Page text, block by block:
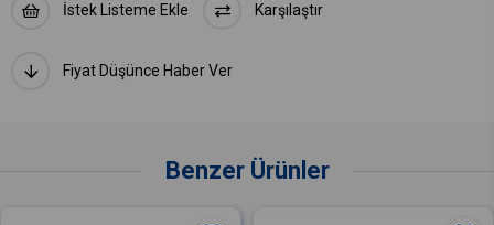
İstek Listeme Ekle Karşılaştır
Fiyat Düşünce Haber Ver
Benzer Ürünler